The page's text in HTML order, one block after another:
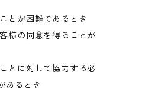
とが困難であるとき
様の同意を得ることが
とに対して協力する必
あるとき